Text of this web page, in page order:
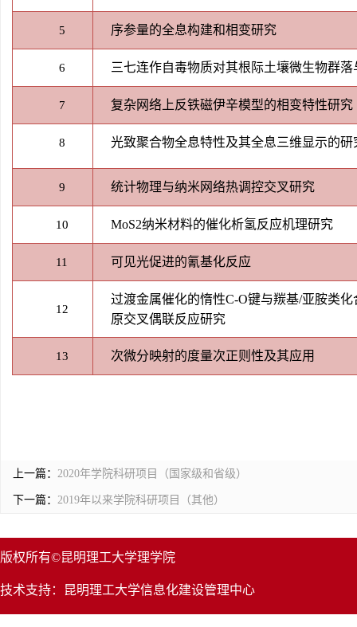
5 序参量的全息构建和相变研究
6 三七连作自毒物质对其根际土壤微生物群
7 复杂网络上反铁磁伊辛模型的相变特性研究
8 光致聚合物全息特性及其全息三维显示的研
9 统计物理与纳米网络热调控交叉研究
10 MoS2纳米材料的催化析氢反应机理研究
11 可见光促进的氰基化反应
12
过渡金属催化的惰性C-O键与羰基/亚胺类
原交叉偶联反应研究
13 次微分映射的度量次正则性及其应用
上一篇： 2020年学院科研项目（国家级和省级）
下一篇： 2019年以来学院科研项目（其他）
版权所有©昆明理工大学理学院
技术支持：昆明理工大学信息化建设管理中心